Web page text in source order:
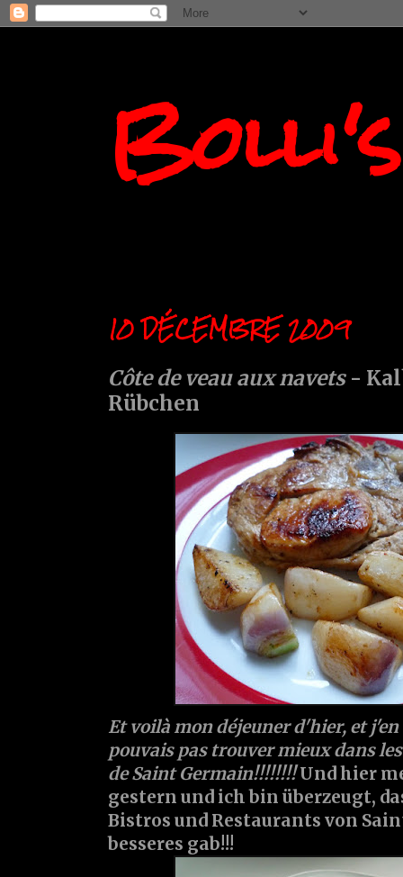
10 DÉCEMBRE 2009
Côte de veau aux navets-
Rübchen
Et voilà mon déjeuner d'hier, et j'en
pouvais pas trouver mieux dans
de Saint Germain!!!!!!!!Und hier
gestern und ich bin überzeugt,
Bistros und Restaurants von
besseres gab!!!